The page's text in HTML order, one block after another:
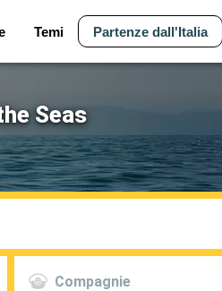
Temi Partenze dall'Italia
Seas
Compagnie